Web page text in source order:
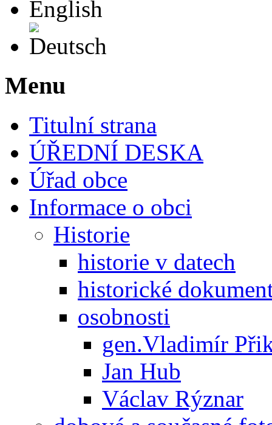
Menu
Titulní strana
ÚŘEDNÍ DESKA
Úřad obce
Informace o obci
Historie
historie v datech
historické
osobnosti
gen.Vladimír
Jan Hub
Václav Rýznar